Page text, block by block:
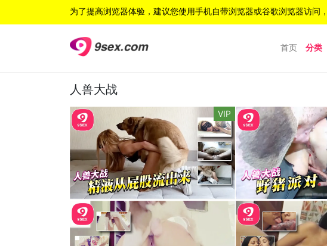
为了提高浏览器体验，建议您使用手机自带浏览器或谷歌浏览器访问，
首页 分类
人兽大战
VIP